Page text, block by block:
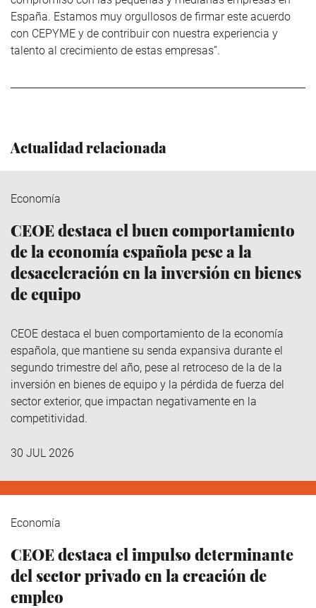
España. Estamos muy orgullosos de firmar este acuerdo
con CEPYME y de contribuir con nuestra experiencia y
talento al crecimiento de estas empresas”.
Actualidad relacionada
Economía
CEOE destaca el buen comportamiento
de la economía española pese a la
desaceleración en la inversión en bienes
de equipo
CEOE destaca el buen comportamiento de la economía
española, que mantiene su senda expansiva durante el
segundo trimestre del año, pese al retroceso de la de la
inversión en bienes de equipo y la pérdida de fuerza del
sector exterior, que impactan negativamente en la
competitividad.
30 JUL 2026
Economía
CEOE destaca el impulso determinante
del sector privado en la creación de
empleo